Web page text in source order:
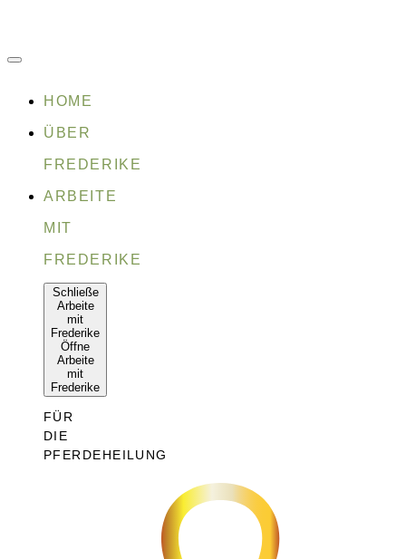
Inhalt
HOME
ÜBER
FREDERIKE
ARBEITE
MIT
FREDERIKE
Schließe
Arbeite
mit
Frederike
Öffne
Arbeite
mit
Frederike
FÜR
DIE
PFERDEHEILUNG